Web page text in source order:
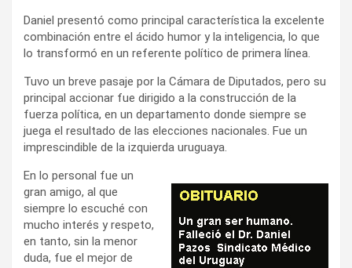
Daniel presentó como principal característica la excelente
combinación entre el ácido humor y la inteligencia, lo que
lo transformó en un referente político de primera línea.
Tuvo un breve pasaje por la Cámara de Diputados, pero su
principal accionar fue dirigido a la construcción de la
fuerza política, en un departamento donde siempre se
juega el resultado de las elecciones nacionales. Fue un
imprescindible de la izquierda uruguaya.
En lo personal fue un
gran amigo, al que
siempre lo escuché con
mucho interés y respeto,
en tanto, sin la menor
duda, fue el mejor de